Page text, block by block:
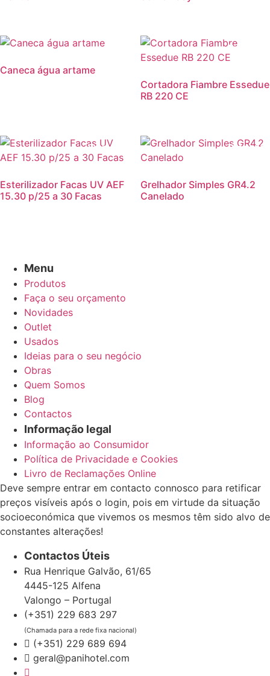
Caneca água artame
Cortadora Fiambre Essedue
RB 220 CE
Promoção!
Esterilizador Facas UV AEF
15.30 p/25 a 30 Facas
Grelhador Simples GR4.2
Canelado
Menu
Produtos
Faça o seu orçamento
Novidades
Outlet
Usados
Ideias para o seu negócio
Obras
Quem Somos
Blog
Contactos
Informação legal
Informação ao Consumidor
Política de Privacidade e Cookies
Livro de Reclamações Online
Deve sempre entrar em contacto connosco para retificar
preços visíveis após o login, pois em virtude da situação
socioeconómica que vivemos os mesmos têm sido alvo de
constantes alterações!
Contactos Úteis
Rua Henrique Galvão, 61/65
4445-125 Alfena
Valongo – Portugal
(+351) 229 683 297
(Chamada para a rede fixa nacional)
(+351) 229 689 694
geral@panihotel.com